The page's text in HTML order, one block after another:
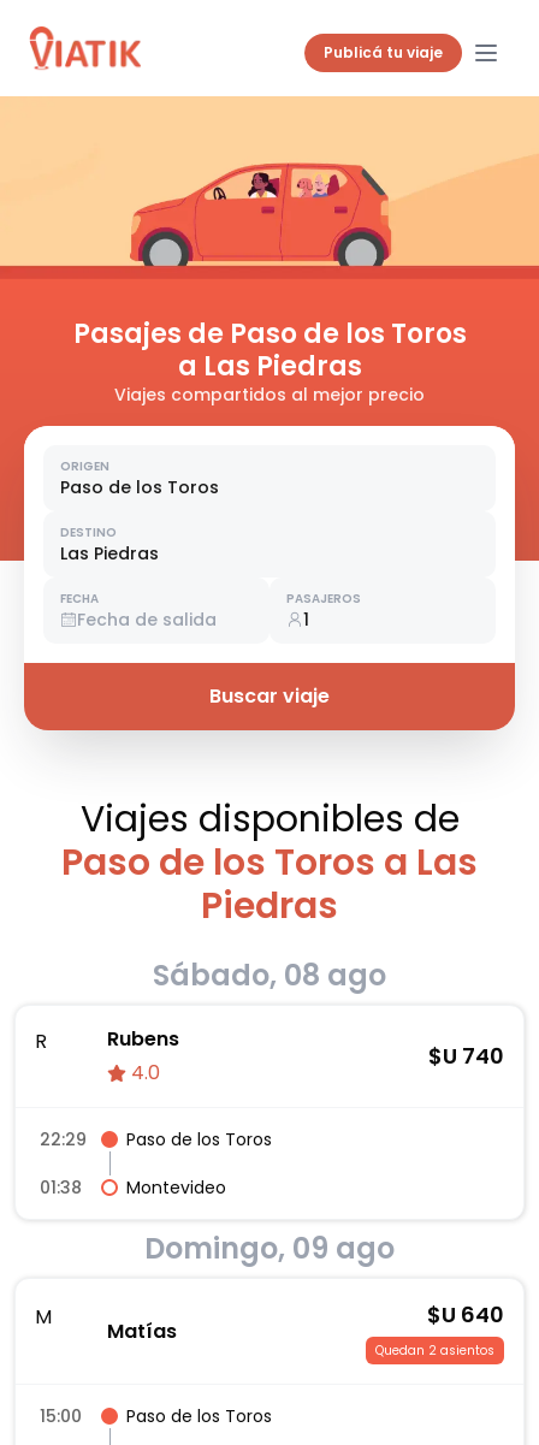
Publicá tu viaje
Pasajes de Paso de los Toros
a Las Piedras
Viajes compartidos al mejor precio
ORIGEN
Paso de los Toros
DESTINO
Las Piedras
FECHA
Fecha de salida
PASAJEROS
1
Buscar viaje
Viajes disponibles de
Paso de los Toros a Las
Piedras
Sábado, 08 ago
R
Rubens
4.0
$U 740
22:29
Paso de los Toros
01:38
Montevideo
Domingo, 09 ago
M
Matías
$U 640
Quedan 2 asientos
15:00
Paso de los Toros